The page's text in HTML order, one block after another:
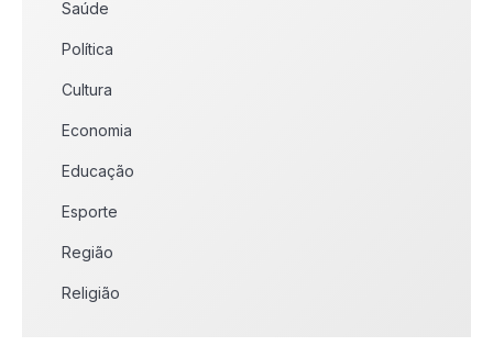
Saúde
Política
Cultura
Economia
Educação
Esporte
Região
Religião